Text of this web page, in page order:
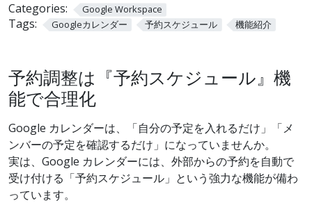
Categories:
Google Workspace
Tags: Googleカレンダー 予約スケジュール 機能紹介
予約調整は『予約スケジュール』機
能で合理化
Google カレンダーは、「自分の予定を入れるだけ」「メ
ンバーの予定を確認するだけ」になっていませんか。
実は、Google カレンダーには、外部からの予約を自動で
受け付ける「予約スケジュール」という強力な機能が備わ
っています。